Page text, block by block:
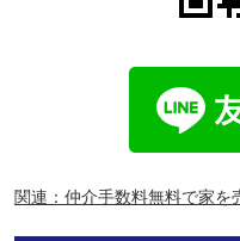
関連：仲介手数料無料で家を